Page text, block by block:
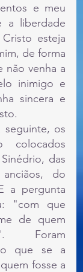
e meu
a liberdade
esteja
de forma
não venha a
inimigo e
sincera e
colocados
das
do
a pergunta
"com que
de quem
Foram
que se a
fosse a